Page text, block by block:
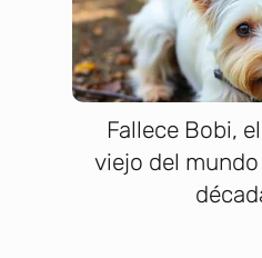
Fallece Bobi,
viejo del